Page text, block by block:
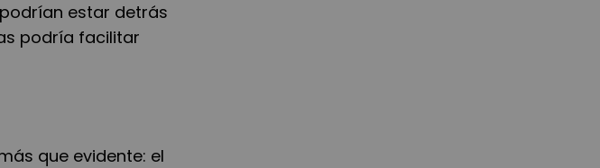
estar detrás
podría facilitar
que evidente: el